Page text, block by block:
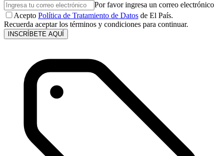
Por favor ingresa un correo electrónico
Acepto Política de Tratamiento de Datos de El País.
Recuerda aceptar los términos y condiciones para continuar.
INSCRÍBETE AQUÍ